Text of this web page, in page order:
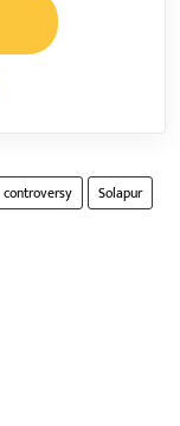
controversy Solapur